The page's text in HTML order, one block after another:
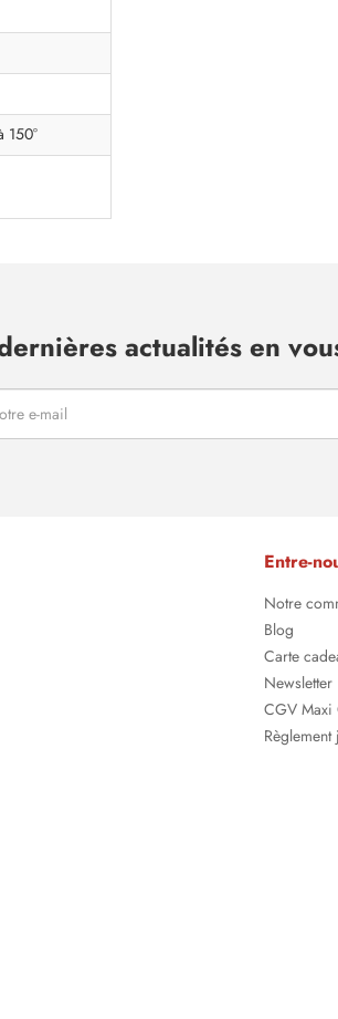
150°
actualités en
Entre-
Notre
Blog
Carte
Newsletter
CGV Maxi